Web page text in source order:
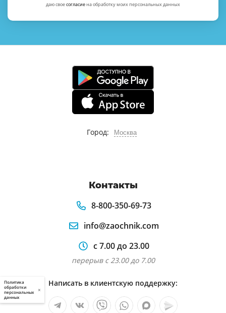
даю своесогласиена обработку моих персональных данных
Город: Москва
Контакты
8-800-350-69-73
info@zaochnik.com
с 7.00 до 23.00
перерыв с 23.00 до 7.00
Написать в клиентскую поддержку:
Политика
обработки
персональных
данных
×